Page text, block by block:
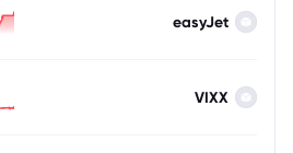
easyJet
VIXX